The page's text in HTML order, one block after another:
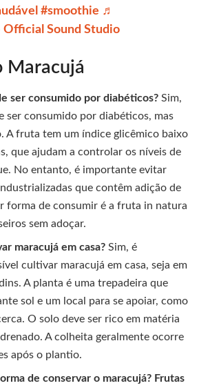
#smoothie ♬
Official Sound Studio
Maracujá
ser consumido por diabéticos? Sim,
ser consumido por diabéticos, mas
A fruta tem um índice glicêmico baixo
que ajudam a controlar os níveis de
No entanto, é importante evitar
que contêm adição de
forma de consumir é a fruta in natura
sem adoçar.
maracujá em casa? Sim, é
cultivar maracujá em casa, seja em
A planta é uma trepadeira que
sol e um local para se apoiar, como
O solo deve ser rico em matéria
A colheita geralmente ocorre
após o plantio.
de conservar o maracujá? Frutas